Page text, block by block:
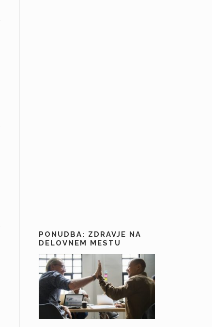
PONUDBA: ZDRAVJE NA
DELOVNEM MESTU